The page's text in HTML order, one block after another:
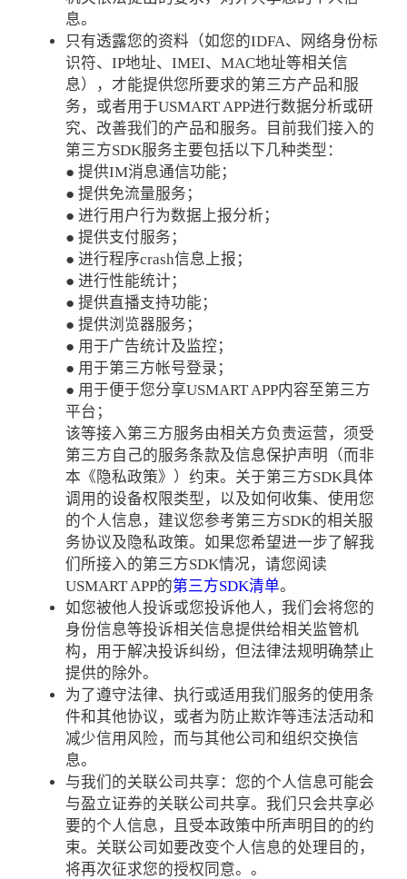
息。
只有透露您的资料（如您的IDFA、网络身份标
识符、IP地址、IMEI、MAC地址等相关信
息），才能提供您所要求的第三方产品和服
务，或者用于USMART APP进行数据分析或研
究、改善我们的产品和服务。目前我们接入的
第三方SDK服务主要包括以下几种类型：
● 提供IM消息通信功能；
● 提供免流量服务；
● 进行用户行为数据上报分析；
● 提供支付服务；
● 进行程序crash信息上报；
● 进行性能统计；
● 提供直播支持功能；
● 提供浏览器服务；
● 用于广告统计及监控；
● 用于第三方帐号登录；
● 用于便于您分享USMART APP内容至第三方
平台；
该等接入第三方服务由相关方负责运营，须受
第三方自己的服务条款及信息保护声明（而非
本《隐私政策》）约束。关于第三方SDK具体
调用的设备权限类型，以及如何收集、使用您
的个人信息，建议您参考第三方SDK的相关服
务协议及隐私政策。如果您希望进一步了解我
们所接入的第三方SDK情况，请您阅读
USMART APP的第三方SDK清单。
如您被他人投诉或您投诉他人，我们会将您的
身份信息等投诉相关信息提供给相关监管机
构，用于解决投诉纠纷，但法律法规明确禁止
提供的除外。
为了遵守法律、执行或适用我们服务的使用条
件和其他协议，或者为防止欺诈等违法活动和
减少信用风险，而与其他公司和组织交换信
息。
与我们的关联公司共享：您的个人信息可能会
与盈立证券的关联公司共享。我们只会共享必
要的个人信息，且受本政策中所声明目的的约
束。关联公司如要改变个人信息的处理目的，
将再次征求您的授权同意。。